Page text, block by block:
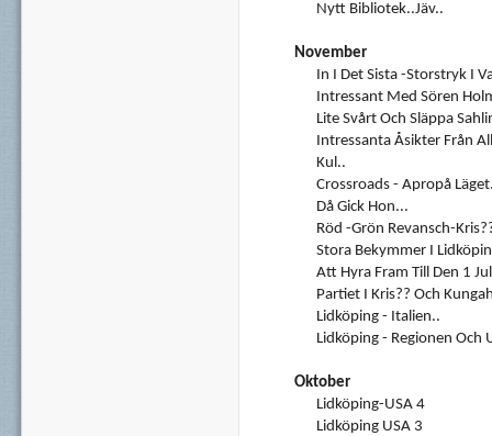
Nytt Bibliotek..Jäv..
November
In I Det Sista -Storstryk I
Intressant Med Sören
Lite Svårt Och Släppa
Intressanta Åsikter Från
Kul..
Crossroads - Apropå
Då Gick Hon...
Röd -Grön Revansch-
Stora Bekymmer I
Att Hyra Fram Till Den 1
Partiet I Kris?? Och
Lidköping - Italien..
Lidköping - Regionen Och
Oktober
Lidköping-USA 4
Lidköping USA 3